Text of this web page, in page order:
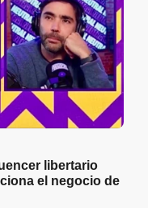
libertario
el negocio de